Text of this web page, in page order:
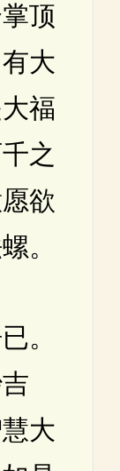
顶
大
福
之
欲
。
。
大